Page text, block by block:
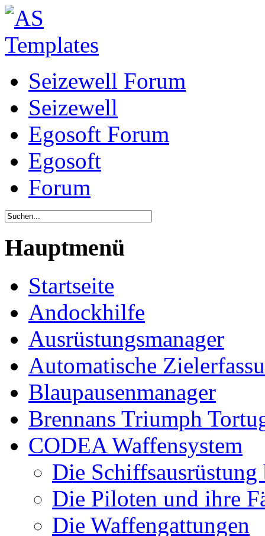
Seizewell Forum
Seizewell
Egosoft Forum
Egosoft
Forum
Hauptmenü
Startseite
Andockhilfe
Ausrüstungsmanager
Automatische
Blaupausenmanager
Brennans Triumph
CODEA Waffensystem
Die Schiffsausrüstung
Die Piloten und ihre
Die Waffengattungen